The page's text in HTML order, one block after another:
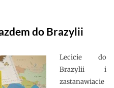
do Brazylii
Lecicie do
Brazylii i
zastanawiacie